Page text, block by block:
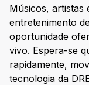
Músicos, artistas
entretenimento
oportunidade
vivo. Espera-se
rapidamente,
tecnologia da